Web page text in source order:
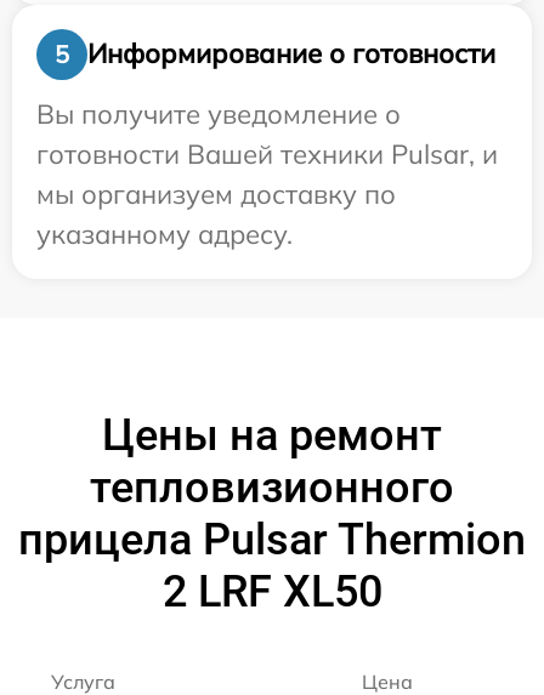
5
Информирование о готовности
Вы получите уведомление о
готовности Вашей техники Pulsar, и
мы организуем доставку по
указанному адресу.
Цены на ремонт
тепловизионного
прицела Pulsar Thermion
2 LRF XL50
Услуга Цена